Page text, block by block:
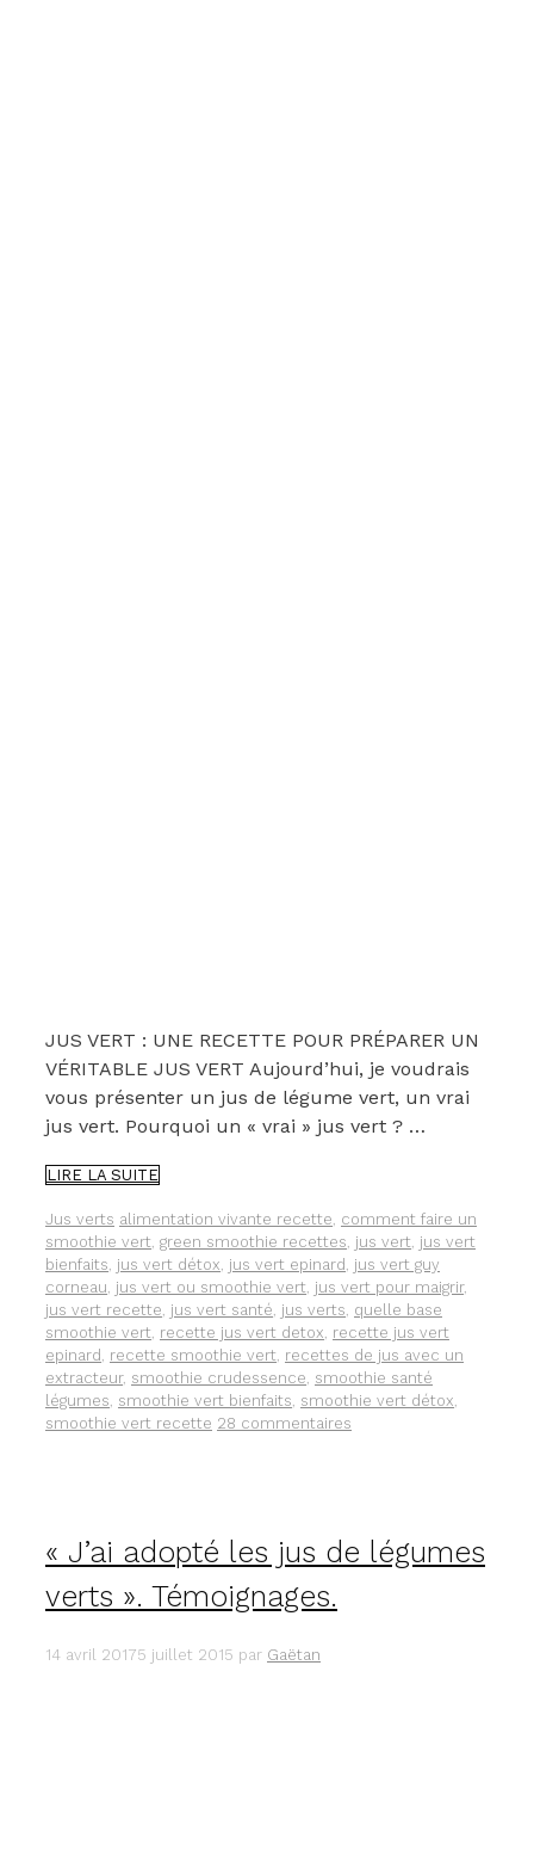
JUS VERT : UNE RECETTE POUR PRÉPARER UN
VÉRITABLE JUS VERT Aujourd’hui, je voudrais
vous présenter un jus de légume vert, un vrai
jus vert. Pourquoi un « vrai » jus vert ? …
LIRE LA SUITEUNE
POUR
PRÉPARER
UN
VRAI
JUS
VERT
!
Catégories
Jus verts Étiquettes
alimentation vivante recette comment faire un
smoothie vert green smoothie recettes jus vert jus vert
bienfaits jus vert détox jus vert epinard jus vert guy
corneau jus vert ou smoothie vert jus vert pour maigrir,
jus vert recette jus vert santé jus verts quelle base
smoothie vert recette jus vert detox recette jus vert
epinard recette smoothie vert recettes de jus avec un
extracteur, smoothie crudessence smoothie santé
légumes smoothie vert bienfaits smoothie vert détox
smoothie vert recette 28 commentaires
« J’ai adopté les jus de légumes
verts ». Témoignages.
14 avril 20175 juillet 2015 par Gaëtan